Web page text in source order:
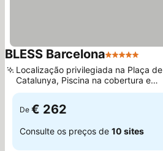
BLESS Barcelona5 Estrelas
Localização privilegiada na Plaça de
Catalunya, Piscina na cobertura e
Skybar
De € 262
Consulte os preços de 10 sites